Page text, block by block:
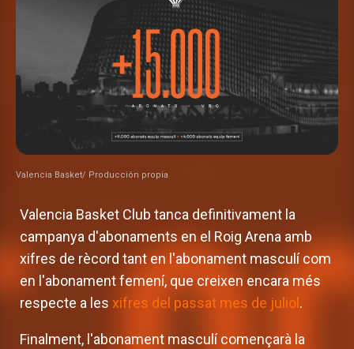
Valencia Basket/ Producción propia
Valencia Basket Club tanca definitivament la
campanya d'abonaments en el Roig Arena amb
xifres de rècord tant en l'abonament masculí com
en l'abonament femení, que creixen encara més
respecte a les xifres del passat mes de juliol .
Finalment, l'abonament masculí començarà la